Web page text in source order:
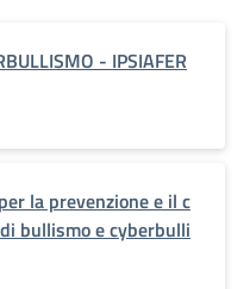
- IPSIAFER
la prevenzione e il c
bullismo e cyberbulli